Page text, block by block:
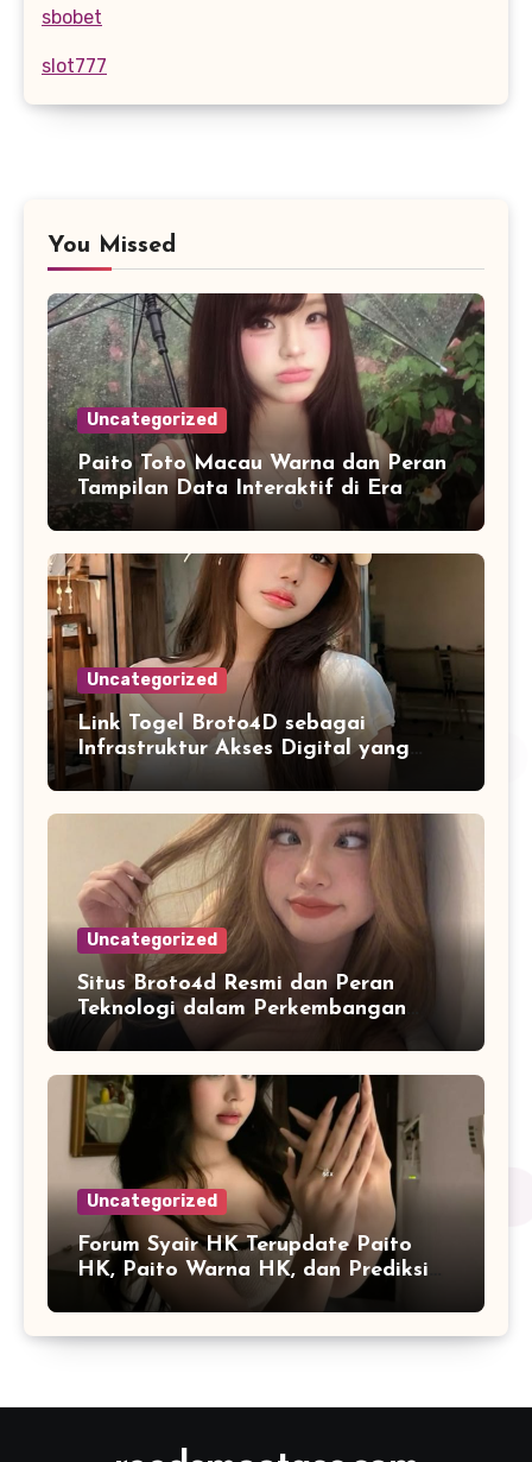
sbobet
slot777
You Missed
Uncategorized
Paito Toto Macau Warna dan Peran
Tampilan Data Interaktif di Era
Informasi Digital Modern
Uncategorized
Link Togel Broto4D sebagai
Infrastruktur Akses Digital yang
Lebih Stabil dan Cepat
Uncategorized
Situs Broto4d Resmi dan Peran
Teknologi dalam Perkembangan
Platform Online
Uncategorized
Forum Syair HK Terupdate Paito
HK, Paito Warna HK, dan Prediksi
Harian